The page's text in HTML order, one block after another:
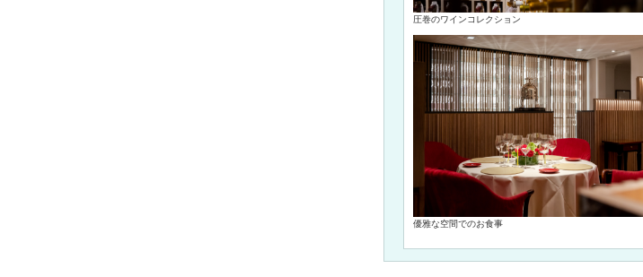
圧巻のワインコレクション
優雅な空間でのお食事